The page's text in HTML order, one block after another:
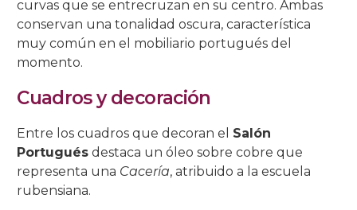
Salón Rojo
Salas de las Pinturas
Patio de las Rejas
Patio de los Gatos
Patio de los Jardineros
Patio de los Naranjos
Patio del Archivo
Iglesia de Sto. Domingo de Silos
Presentación al Pueblo
Universitaria
La Piedad
Pasión
La Buena Muerte
La Caridad
La Sagrada Cena
Las Angustias
La Expiración
La Soledad
Los Dolores
C/ San Basilio, 14.
C/ San Basilio, 22.
C/ San Basilio, 44 (antes 50).
C/ Maese Luis, 9.
C/ Siete Revueltas, 1
C/ Tinte, 9.
C/ Pastora, 2.
C/ Pozanco, 21.
C/ San Juan de Palomares, 11.
C/ Tafures, 2.
C/ Trueque, 4.
curvas que se entrecruzan en su centro. Ambas
conservan una tonalidad oscura, característica
muy común en el mobiliario portugués del
momento.
Cuadros y decoración
Entre los cuadros que decoran el Salón
Portugués destaca un óleo sobre cobre que
representa una Cacería, atribuido a la escuela
rubensiana.